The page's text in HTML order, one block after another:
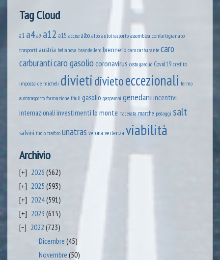
Tag Cloud
a1 a4 a9 a12 a15 accise albo albo autotrasporto assemblea confartigianato
trasporti austria bellanova brandellero brennero caro carburante caro
carburanticaro gasoliocoronavirus costo gasolio Covid19credito
imposta de micheli divietidivietoeccezionali fermo
autotrasporto formazione friuli gasolio gasparoni genedani incentivi
internazionali investimenti lo monte macerata marche pedaggi salt
salvini tirolo traforo unatras verona vertenza viabilità
Archivio
2026 (562)
2025 (593)
2024(591)
2023 (615)
2022 (723)
Dicembre (45)
Novembre (50)